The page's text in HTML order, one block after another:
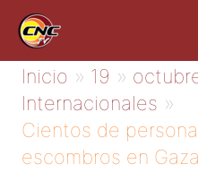
contenido
Inicio 19
Internacionales
Cientos de
escombros en